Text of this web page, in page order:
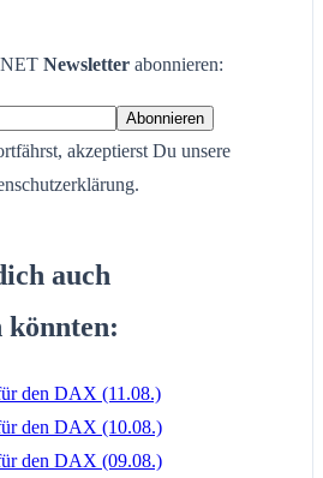
Newsletter abonnieren:
akzeptierst Du unsere
auch
könnten:
den DAX (11.08.)
den DAX (10.08.)
den DAX (09.08.)